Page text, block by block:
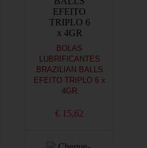
BOLAS
LUBRIFICANTES
BRAZILIAN BALLS
EFEITO TRIPLO 6 x
4GR
€ 15,62